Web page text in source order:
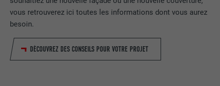
vous retrouverez ici toutes les informations dont vous aurez
besoin.
DÉCOUVREZ DES CONSEILS POUR VOTRE PROJET
NOM
FOURNISSEUR LinkedIn